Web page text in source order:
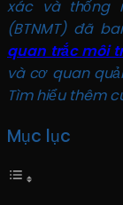
xác và thống
(BTNMT) đã
quan trắc môi
và cơ quan
Tìm hiểu thêm
Mục lục